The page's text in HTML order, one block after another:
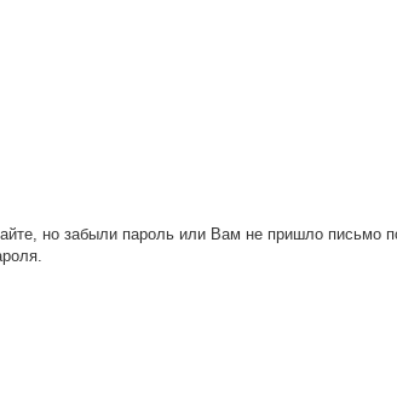
но забыли пароль или Вам не пришло письмо